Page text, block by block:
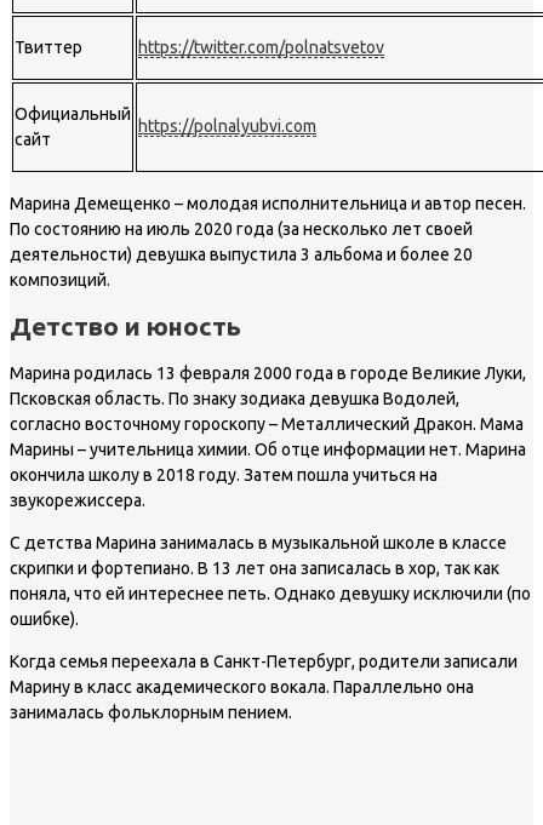
Твиттер https://twitter.com/polnatsvetov
Официальный
сайт
https://polnalyubvi.com
Марина Демещенко – молодая исполнительница и автор песен.
По состоянию на июль 2020 года (за несколько лет своей
деятельности) девушка выпустила 3 альбома и более 20
композиций.
Детство и юность
Марина родилась 13 февраля 2000 года в городе Великие Луки,
Псковская область. По знаку зодиака девушка Водолей,
согласно восточному гороскопу – Металлический Дракон. Мама
Марины – учительница химии. Об отце информации нет. Марина
окончила школу в 2018 году. Затем пошла учиться на
звукорежиссера.
С детства Марина занималась в музыкальной школе в классе
скрипки и фортепиано. В 13 лет она записалась в хор, так как
поняла, что ей интереснее петь. Однако девушку исключили (по
ошибке).
Когда семья переехала в Санкт-Петербург, родители записали
Марину в класс академического вокала. Параллельно она
занималась фольклорным пением.